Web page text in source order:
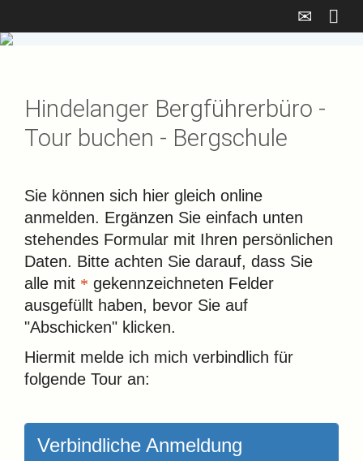
Hindelanger Bergführerbüro -
Tour buchen - Bergschule
Sie können sich hier gleich online
anmelden. Ergänzen Sie einfach unten
stehendes Formular mit Ihren persönlichen
Daten. Bitte achten Sie darauf, dass Sie
alle mit
gekennzeichneten Felder
ausgefüllt haben, bevor Sie auf
"Abschicken" klicken.
Hiermit melde ich mich verbindlich für
folgende Tour an:
Verbindliche Anmeldung